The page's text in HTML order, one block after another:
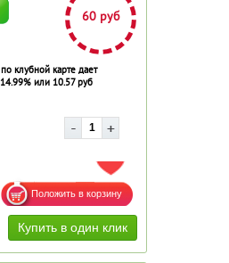
60 руб
клубной карте дает
или 10.57 руб
ДОБАВИТЬ В ИЗБРАННОЕ